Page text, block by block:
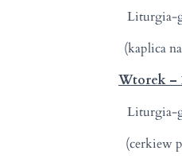
Liturgia-
(kaplica
Wtorek –
Liturgia-
(cerkiew